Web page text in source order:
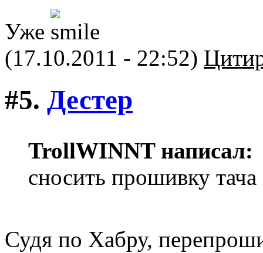
Уже
(17.10.2011 - 22:52)
#5. Дестер
TrollWINNT написал:
сносить прошивку тача
Судя по Хабру,